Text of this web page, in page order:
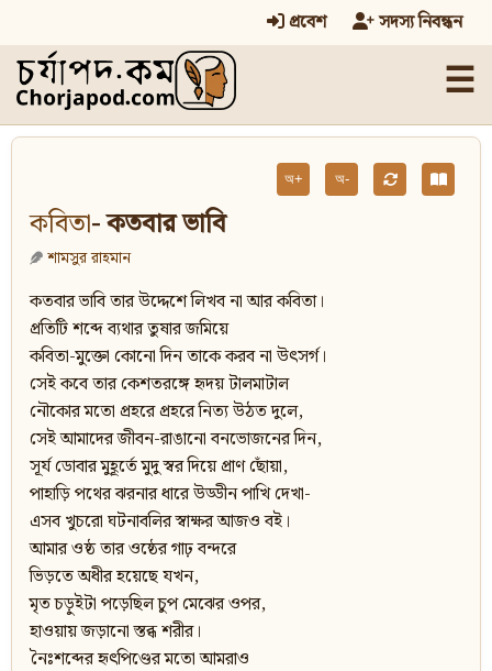
প্রবেশ সদস্য নিবন্ধন
☰
অ+ অ-
কবিতা- কতবার ভাবি
শামসুর রাহমান
কতবার ভাবি তার উদ্দেশে লিখব না আর কবিতা।
প্রতিটি শব্দে ব্যথার তুষার জমিয়ে
কবিতা-মুক্তো কোনো দিন তাকে করব না উৎসর্গ।
সেই কবে তার কেশতরঙ্গে হৃদয় টালমাটাল
নৌকোর মতো প্রহরে প্রহরে নিত্য উঠত দুলে,
সেই আমাদের জীবন-রাঙানো বনভোজনের দিন,
সূর্য ডোবার মুহূর্তে মুদু স্বর দিয়ে প্রাণ ছোঁয়া,
পাহাড়ি পথের ঝরনার ধারে উড্ডীন পাখি দেখা-
এসব খুচরো ঘটনাবলির স্বাক্ষর আজও বই।
আমার ওষ্ঠ তার ওষ্ঠের গাঢ় বন্দরে
ভিড়তে অধীর হয়েছে যখন,
মৃত চড়ুইটা পড়েছিল চুপ মেঝের ওপর,
হাওয়ায় জড়ানো স্তব্ধ শরীর।
নৈঃশব্দের হৃৎপিণ্ডের মতো আমরাও